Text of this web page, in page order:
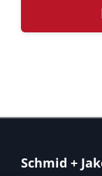
Schmid +